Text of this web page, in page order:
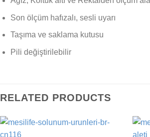
Son ölçüm hafızalı, sesli uyarı
Taşıma ve saklama kutusu
Pili değiştirilebilir
RELATED PRODUCTS